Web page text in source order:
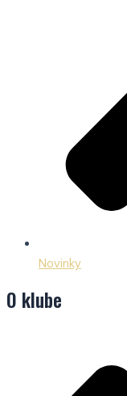
Novinky
O klube